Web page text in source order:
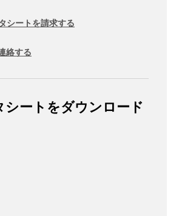
シートを請求する
絡する
シートをダウンロード